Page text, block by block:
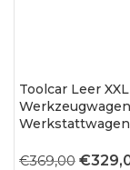
Toolcar Leer XXL
Werkzeugwagen
Werkstattwagen
€369,00 €